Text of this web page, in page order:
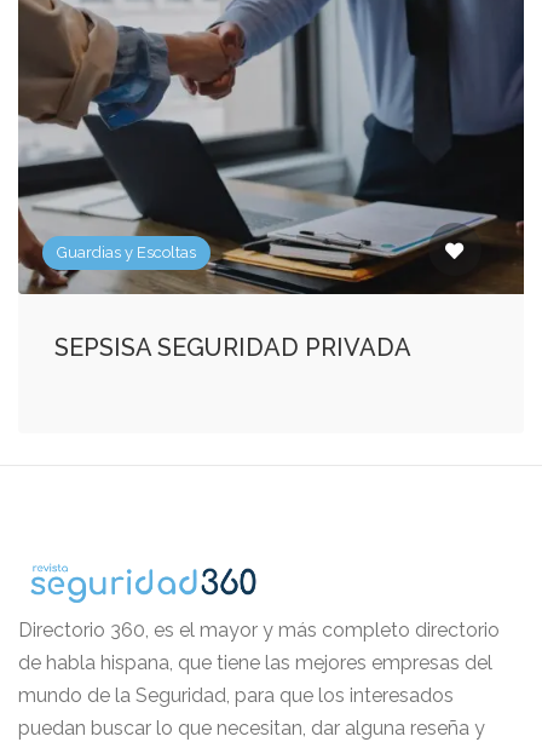
Guardias y Escoltas
SEPSISA SEGURIDAD PRIVADA
Directorio 360, es el mayor y más completo directorio
de habla hispana, que tiene las mejores empresas del
mundo de la Seguridad, para que los interesados
puedan buscar lo que necesitan, dar alguna reseña y